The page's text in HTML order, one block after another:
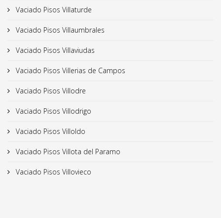
Vaciado Pisos Villaturde
Vaciado Pisos Villaumbrales
Vaciado Pisos Villaviudas
Vaciado Pisos Villerias de Campos
Vaciado Pisos Villodre
Vaciado Pisos Villodrigo
Vaciado Pisos Villoldo
Vaciado Pisos Villota del Paramo
Vaciado Pisos Villovieco